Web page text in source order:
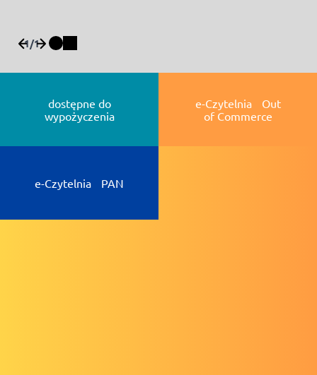
1/1
dostępne do
wypożyczenia
e-Czytelnia Out
of Commerce
e-Czytelnia PAN